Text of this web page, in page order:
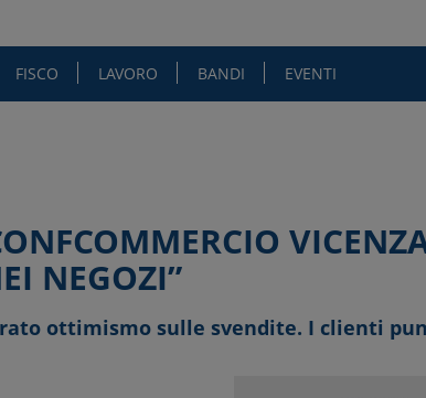
FISCO LAVORO BANDI EVENTI
NEGOZI”
ottimismo sulle svendite. I clienti